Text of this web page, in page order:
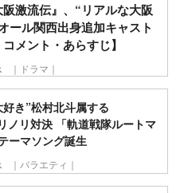
激流伝』、“リアルな大阪
ール関西出身追加キャスト
メント・あらすじ】
｜ドラマ｜
き”松村北斗属する
ノリ対決 「軌道戦隊ルートマ
ーマソング誕生
｜バラエティ｜